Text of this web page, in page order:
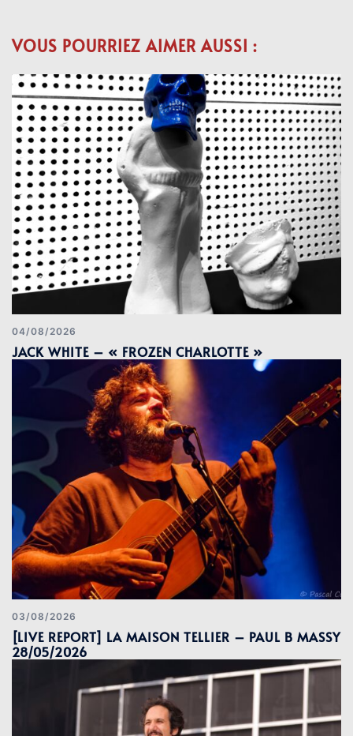
VOUS POURRIEZ AIMER AUSSI :
04/08/2026
JACK WHITE – « FROZEN CHARLOTTE »
03/08/2026
[LIVE REPORT] LA MAISON TELLIER – PAUL B MASSY
28/05/2026